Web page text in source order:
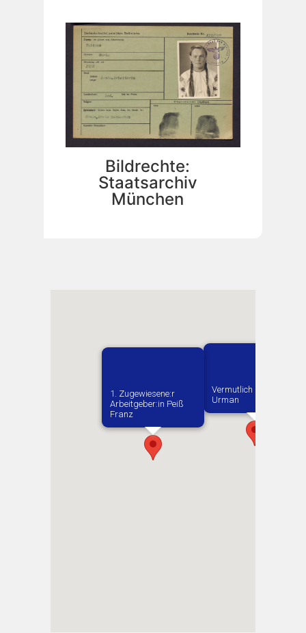
Bildrechte:
Staatsarchiv
München
Vermutlich geboren in
Urman
1. Zugewiesene:r
Arbeitgeber:in​ Peiß
Franz